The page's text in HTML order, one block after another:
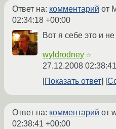
Ответ на: комментарий от
02:34:18 +00:00
Вот я себе это и
wyldrodney ☆
27.12.2008
Показать ответ
Ответ на: комментарий от
02:38:41 +00:00